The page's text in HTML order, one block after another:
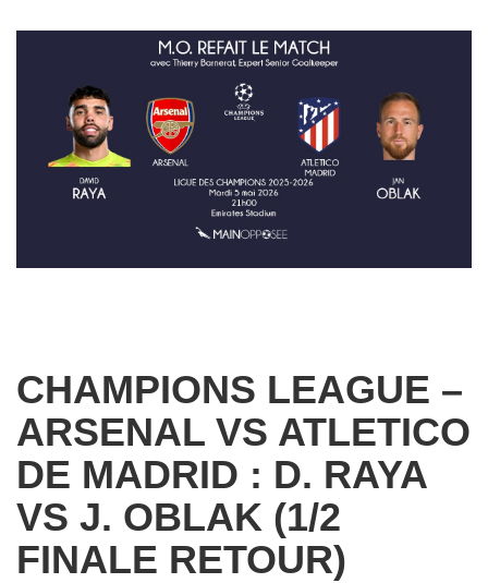
CHAMPIONS LEAGUE –
ARSENAL VS ATLETICO
DE MADRID : D. RAYA
VS J. OBLAK (1/2
FINALE RETOUR)